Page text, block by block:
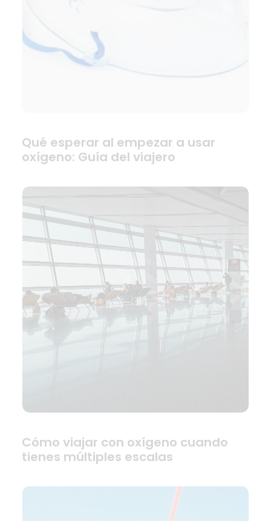
Qué esperar al empezar a usar
oxígeno: Guía del viajero
Cómo viajar con oxígeno cuando
tienes múltiples escalas